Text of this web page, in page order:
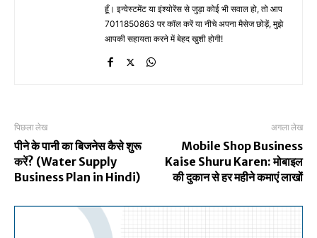
हूँ। इन्वेस्टमेंट या इंश्योरेंस से जुड़ा कोई भी सवाल हो, तो आप
7011850863 पर कॉल करें या नीचे अपना मैसेज छोड़ें, मुझे
आपकी सहायता करने में बेहद खुशी होगी!
पिछला लेख
पीने के पानी का बिजनेस कैसे शुरू
करें? (Water Supply
Business Plan in Hindi)
अगला लेख
Mobile Shop Business
Kaise Shuru Karen: मोबाइल
की दुकान से हर महीने कमाएं लाखों